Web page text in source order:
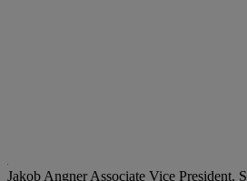
Jakob AngnerAssociate Vice President,